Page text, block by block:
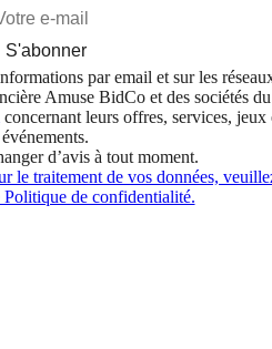
S'abonner
par email et sur les
Amuse BidCo et des sociétés du
concernant leurs offres, services, jeux
événements.
d’avis à tout moment.
le traitement de vos données,
Politique de confidentialité.